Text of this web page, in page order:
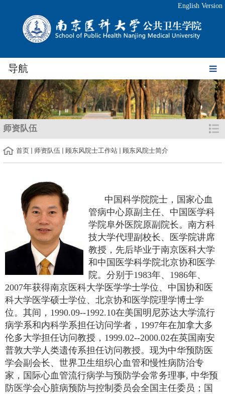
English Version
导航
师资队伍
首页 师资队伍 顾东风院士工作站 顾东风院士简介
中国科学院院士，国家心血
管病中心原副主任、中国医学科
学院阜外医院原副院长。南方科
技大学代理副校长、医学院讲席
教授，先后毕业于南京医科大学
和中国医学科学院北京协和医学
院。分别于1983年、 1986年、
2007年获得南京医科大学医学学士学位、中国协和医
科大学医学硕士学位、北京协和医学院理学博士学
位。其间， 1990.09--1992.10在美国明尼苏达大学流行
病学系和内科学系担任访问学者， 1997年在加拿大多
伦多大学担任访问教授， 1999.02--2000.02在英国南安
普敦大学人类遗传系担任访问教授。现为中华预防医
学会副会长、世界卫生组织心血管和慢性病防治专
家，国际心血管流行病学与预防学会常务理事, 中华预
防医学会心脏病预防与控制委员会全国主任委员；国